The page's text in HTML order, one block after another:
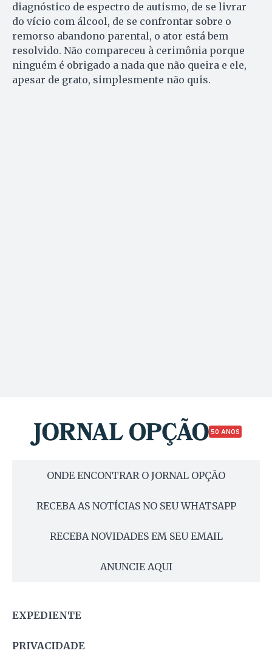
diagnóstico de espectro de autismo, de se livrar
do vício com álcool, de se confrontar sobre o
remorso abandono parental, o ator está bem
resolvido. Não compareceu à cerimônia porque
ninguém é obrigado a nada que não queira e ele,
apesar de grato, simplesmente não quis.
50 ANOS
ONDE ENCONTRAR O JORNAL OPÇÃO
RECEBA AS NOTÍCIAS NO SEU WHATSAPP
RECEBA NOVIDADES EM SEU EMAIL
ANUNCIE AQUI
EXPEDIENTE
PRIVACIDADE